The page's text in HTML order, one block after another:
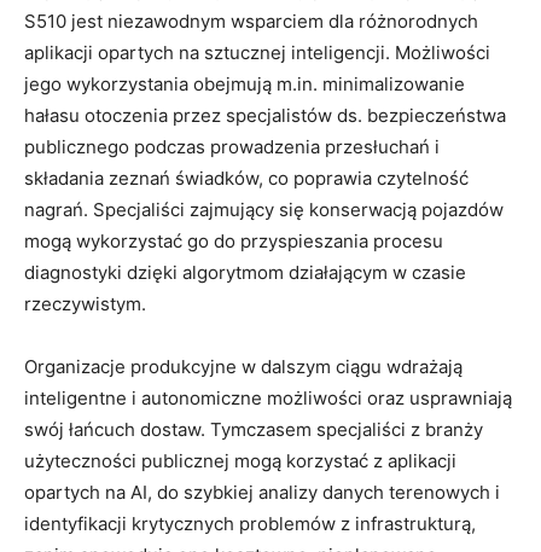
S510 jest niezawodnym wsparciem dla różnorodnych
aplikacji opartych na sztucznej inteligencji. Możliwości
jego wykorzystania obejmują m.in. minimalizowanie
hałasu otoczenia przez specjalistów ds. bezpieczeństwa
publicznego podczas prowadzenia przesłuchań i
składania zeznań świadków, co poprawia czytelność
nagrań. Specjaliści zajmujący się konserwacją pojazdów
mogą wykorzystać go do przyspieszania procesu
diagnostyki dzięki algorytmom działającym w czasie
rzeczywistym.
Organizacje produkcyjne w dalszym ciągu wdrażają
inteligentne i autonomiczne możliwości oraz usprawniają
swój łańcuch dostaw. Tymczasem specjaliści z branży
użyteczności publicznej mogą korzystać z aplikacji
opartych na AI, do szybkiej analizy danych terenowych i
identyfikacji krytycznych problemów z infrastrukturą,